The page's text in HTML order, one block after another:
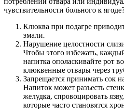
чувствительности больного к
Клюква при подагре
эмали.
Нарушение целостности
Чтобы этого избежать,
напитка ополаскивайте рот
клюквенные отвары через
Запрещается принимать сок
Напиток может разъесть
желудка, спровоцировать
которые часто становятся